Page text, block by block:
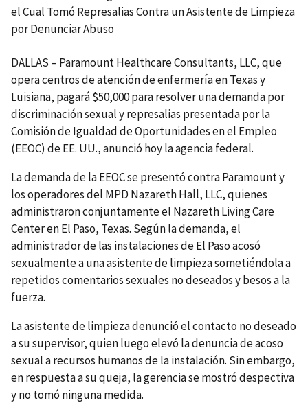
el Cual Tomó Represalias Contra un Asistente de Limpieza
por Denunciar Abuso
DALLAS – Paramount Healthcare Consultants, LLC, que
opera centros de atención de enfermería en Texas y
Luisiana, pagará $50,000 para resolver una demanda por
discriminación sexual y represalias presentada por la
Comisión de Igualdad de Oportunidades en el Empleo
(EEOC) de EE. UU., anunció hoy la agencia federal.
La demanda de la EEOC se presentó contra Paramount y
los operadores del MPD Nazareth Hall, LLC, quienes
administraron conjuntamente el Nazareth Living Care
Center en El Paso, Texas. Según la demanda, el
administrador de las instalaciones de El Paso acosó
sexualmente a una asistente de limpieza sometiéndola a
repetidos comentarios sexuales no deseados y besos a la
fuerza.
La asistente de limpieza denunció el contacto no deseado
a su supervisor, quien luego elevó la denuncia de acoso
sexual a recursos humanos de la instalación. Sin embargo,
en respuesta a su queja, la gerencia se mostró despectiva
y no tomó ninguna medida.